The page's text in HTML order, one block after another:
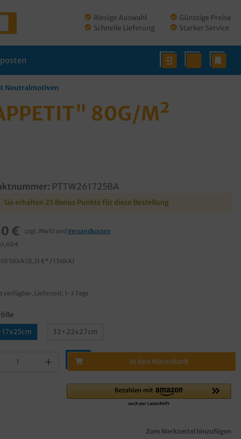
Riesige Auswahl
Schnelle Lieferung
Günstige Preise
Starker Service
Neutralmotiven
80G/M²
PTTW261725BA
Sie erhalten 25 Bonus Punkte für diese Bestellung
€ zzgl. MwSt und Versandkosten
€
Stück (0,21 €* / 1 Stück)
verfügbar, Lieferzeit: 1-3 Tage
32+22x27cm
In den Warenkorb
Zum Merkzettel hinzufügen